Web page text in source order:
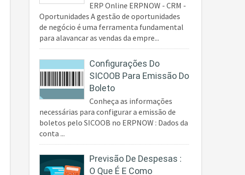
ERP Online ERPNOW - CRM -
Oportunidades A gestão de oportunidades
de negócio é uma ferramenta fundamental
para alavancar as vendas da empre...
Configurações Do
SICOOB Para Emissão Do
Boleto
Conheça as informações
necessárias para configurar a emissão de
boletos pelo SICOOB no ERPNOW : Dados da
conta ...
Previsão De Despesas :
O Que É E Como